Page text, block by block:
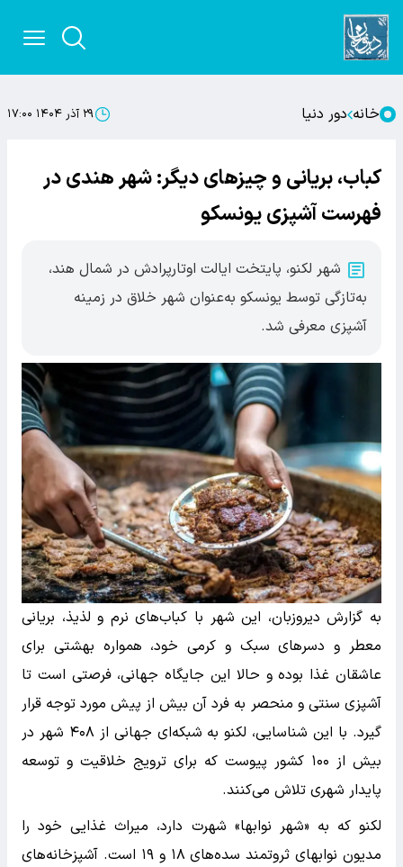
خانه دور دنیا ۲۹ آذر ۱۴۰۴ ۱۷:۰۰
کباب، بریانی و چیزهای دیگر: شهر هندی در
فهرست آشپزی یونسکو
شهر لکنو، پایتخت ایالت اوتارپرادش در شمال هند،
به‌تازگی توسط یونسکو به‌عنوان شهر خلاق در زمینه
آشپزی معرفی شد.
به گزارش دیروزبان، این شهر با کباب‌های نرم و لذیذ، بریانی
معطر و دسرهای سبک و کرمی خود، همواره بهشتی برای
عاشقان غذا بوده و حالا این جایگاه جهانی، فرصتی است تا
آشپزی سنتی و منحصر به فرد آن بیش از پیش مورد توجه قرار
گیرد. با این شناسایی، لکنو به شبکه‌ای جهانی از ۴۰۸ شهر در
بیش از ۱۰۰ کشور پیوست که برای ترویج خلاقیت و توسعه
پایدار شهری تلاش می‌کنند.
لکنو که به «شهر نوابها» شهرت دارد، میراث غذایی خود را
مدیون نوابهای ثروتمند سده‌های ۱۸ و ۱۹ است. آشپزخانه‌های